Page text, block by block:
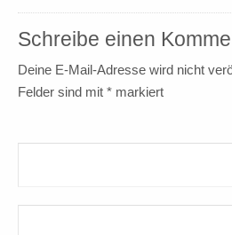
Schreibe einen
Deine E-Mail-Adresse wird nicht
Felder sind mit * markiert